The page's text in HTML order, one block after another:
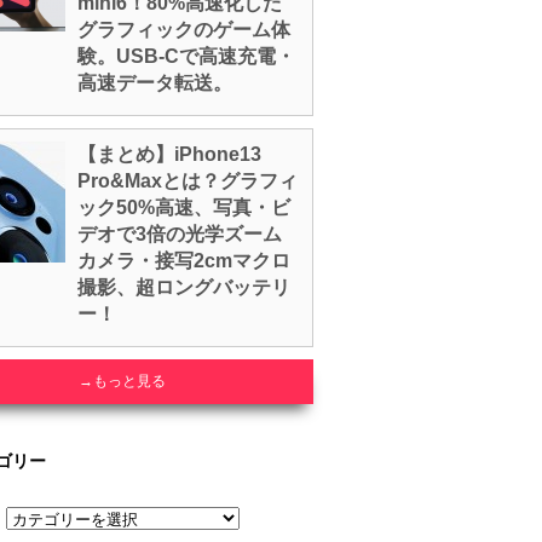
グラフィックのゲーム体
験。USB-Cで高速充電・
高速データ転送。
【まとめ】iPhone13
Pro&Maxとは？グラフィ
ック50%高速、写真・ビ
デオで3倍の光学ズーム
カメラ・接写2cmマクロ
撮影、超ロングバッテリ
ー！
→もっと見る
リー